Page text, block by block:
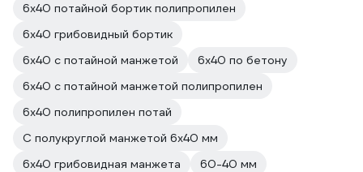
6х40 потайной бортик полипропилен
6х40 грибовидный бортик
6х40 с потайной манжетой
6х40 по бетону
6х40 с потайной манжетой полипропилен
6х40 полипропилен потай
С полукруглой манжетой 6x40 мм
6х40 грибовидная манжета
60-40 мм